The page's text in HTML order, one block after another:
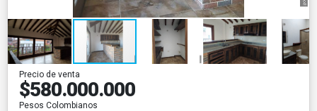
Precio de venta
$580.000.000
Pesos Colombianos